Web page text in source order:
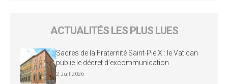
ACTUALITÉS LES PLUS LUES
Sacres de la Fraternité Saint-Pie X : le Vatican
publie le décret d’excommunication
2 Juil 2026